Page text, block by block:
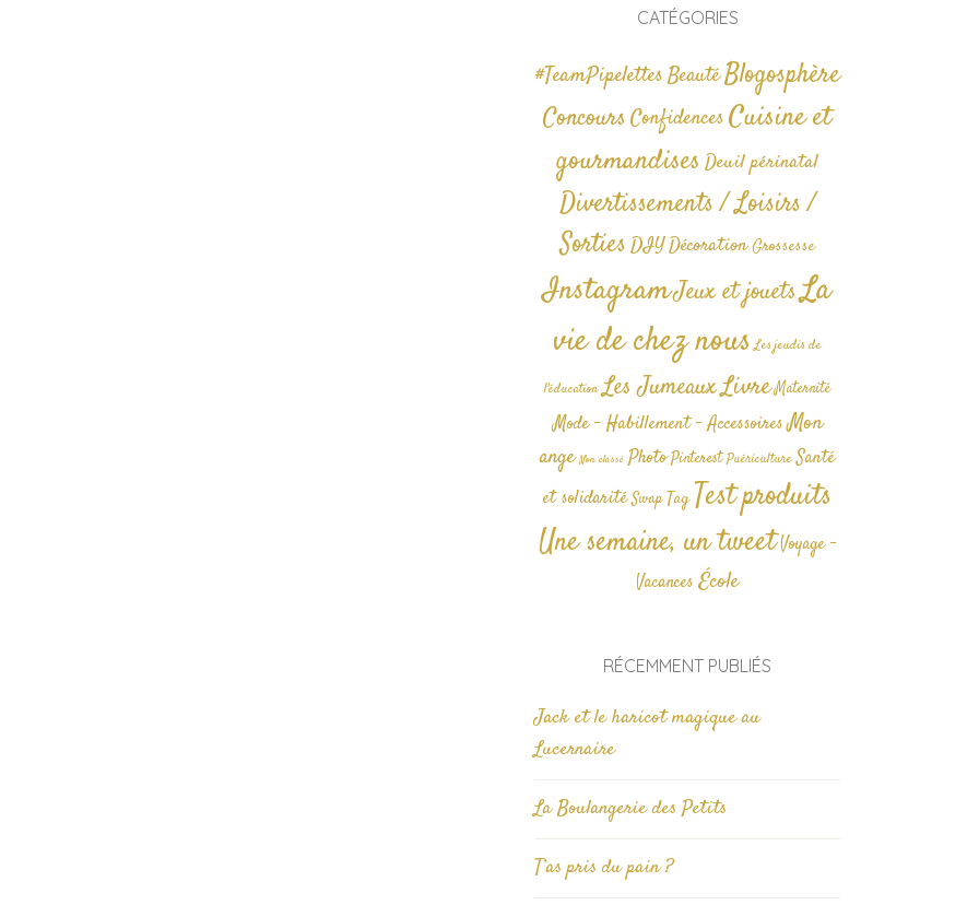
CATÉGORIES
#TeamPipelettesBeautéBlogosphère
ConcoursConfidences Cuisine et
gourmandises Deuil périnatal
Divertissements / Loisirs /
SortiesDIYDécoration Grossesse
InstagramJeux et jouetsLa
vie de chez nous Les jeudis de
l'éducation Les JumeauxLivre Maternité
Mode - Habillement - AccessoiresMon
ange Non classé Photo Pinterest Puériculture Santé
et solidarité Swap TagTest produits
Une semaine, un tweetVoyage -
Vacances École
RÉCEMMENT PUBLIÉS
Jack et le haricot magique au
Lucernaire
La Boulangerie des Petits
T’as pris du pain ?